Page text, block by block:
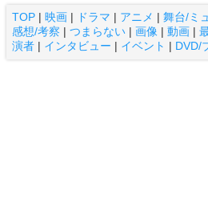
TOP | 映画 | ドラマ | アニメ | 舞台/ミ
感想/考察 | つまらない | 画像 | 動画 |
演者 | インタビュー | イベント | DVD/